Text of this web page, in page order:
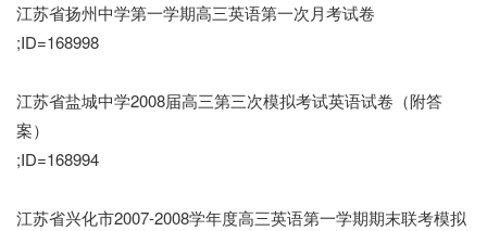
江苏省扬州中学第一学期高三英语第一次月考试卷
;ID=168998
江苏省盐城中学2008届高三第三次模拟考试英语试卷（附答
案）
;ID=168994
江苏省兴化市2007-2008学年度高三英语第一学期期末联考模拟